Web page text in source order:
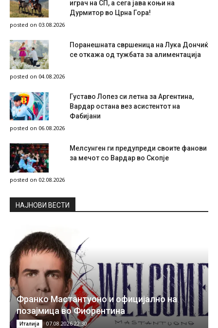
играч на СП, а сега јава коњи на
Дурмитор во Црна Гора!
posted on 03.08.2026
Поранешната свршеница на Лука Дончиќ
се откажа од тужбата за алиментација
posted on 04.08.2026
Густаво Лопез си летна за Аргентина,
Вардар остана вез асистентот на
Фабијани
posted on 06.08.2026
Мелсунген ги предупреди своите фанови
за мечот со Вардар во Скопје
posted on 02.08.2026
НAЈНОВИ ВЕСТИ
Франко Мастантуоно и официјално на
позајмица во Фиорентина
Италија 07.08.2026 22:30